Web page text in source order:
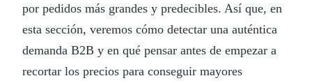
por pedidos más grandes y predecibles. Así que, en
esta sección, veremos cómo detectar una auténtica
demanda B2B y en qué pensar antes de empezar a
recortar los precios para conseguir mayores